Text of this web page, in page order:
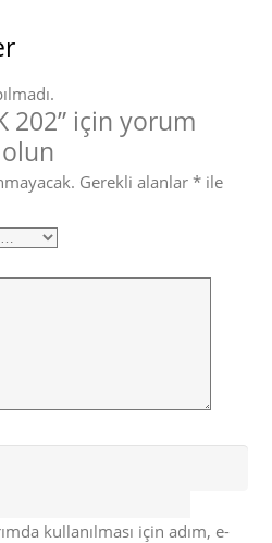
202” için yorum
Gerekli alanlar *ile
kullanılması için adım, e-